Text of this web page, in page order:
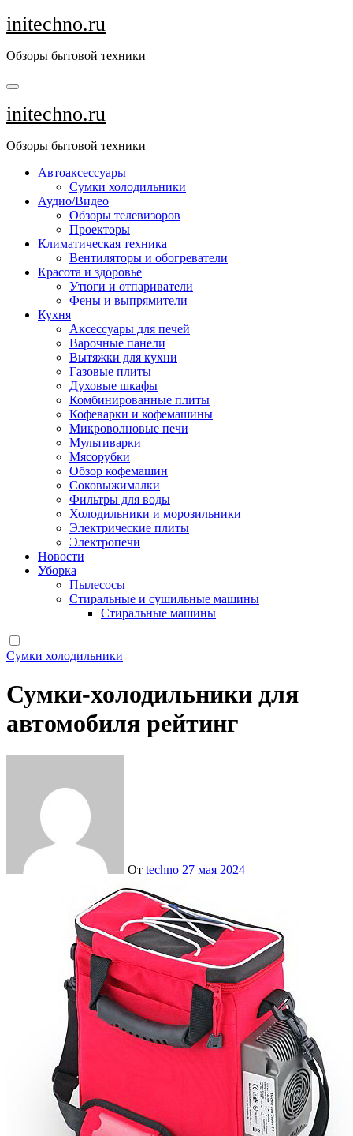
Перейти
к
initechno.ru
Обзоры бытовой техники
initechno.ru
Обзоры бытовой техники
Автоаксессуары
Сумки холодильники
Аудио/Видео
Обзоры телевизоров
Проекторы
Климатическая техника
Вентиляторы и обогреватели
Красота и здоровье
Утюги и отпариватели
Фены и выпрямители
Кухня
Аксессуары для печей
Варочные панели
Вытяжки для кухни
Газовые плиты
Духовые шкафы
Комбинированные плиты
Кофеварки и кофемашины
Микроволновые печи
Мультиварки
Мясорубки
Обзор кофемашин
Соковыжималки
Фильтры для воды
Холодильники и морозильники
Электрические плиты
Электропечи
Новости
Уборка
Пылесосы
Стиральные и сушильные машины
Стиральные машины
Сумки холодильники
Сумки-холодильники для
автомобиля рейтинг
От techno 27 мая 2024